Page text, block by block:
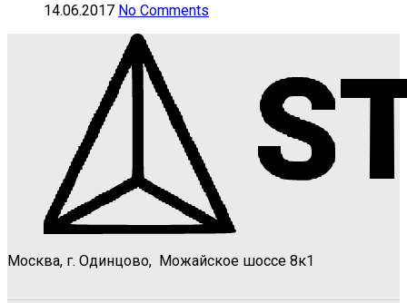
14.06.2017 No Comments
Москва, г. Одинцово, Можайское шоссе 8к1